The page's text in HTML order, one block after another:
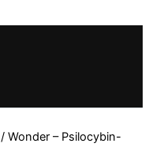
/ Wonder – Psilocybin-